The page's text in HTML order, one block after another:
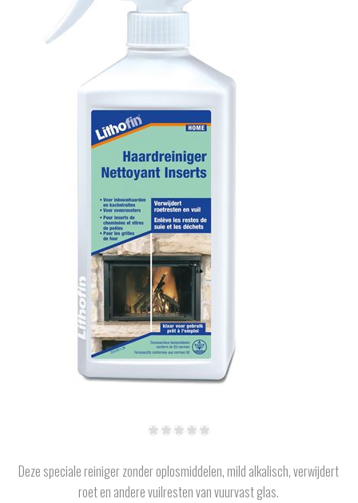
Deze speciale reiniger zonder oplosmiddelen, mild alkalisch, verwijdert
roet en andere vuilresten van vuurvast glas.